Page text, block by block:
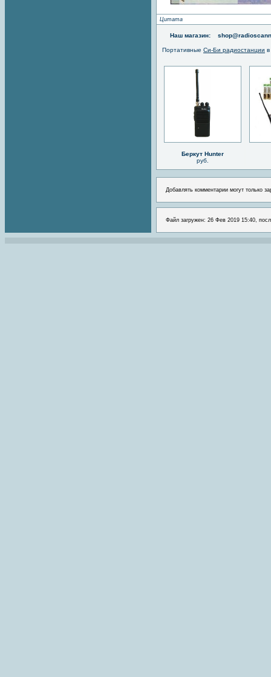
Цитата
Наш магазин:
Портативные Си-Би радиостанции
Беркут Hunter
руб.
Добавлять комментарии могут только
Файл загружен: 26 Фев 2019 15:40,